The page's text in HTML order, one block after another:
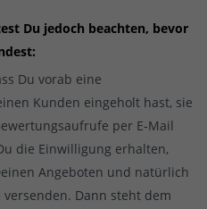
Du jedoch beachten, bevor
Du vorab eine
Kunden eingeholt hast, sie
per E-Mail
die Einwilligung erhalten,
Angeboten und natürlich
Dann steht dem